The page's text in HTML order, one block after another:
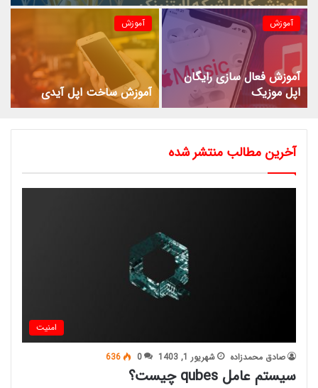
آموزش
آموزش فعال سازی رایگان
اپل موزیک
آموزش
آموزش ساخت اپل آیدی
آخرین مطالب منتشر شده
امنیت
صادق محمدزاده شهریور 1, 1403 0
636
سیستم عامل qubes چیست؟